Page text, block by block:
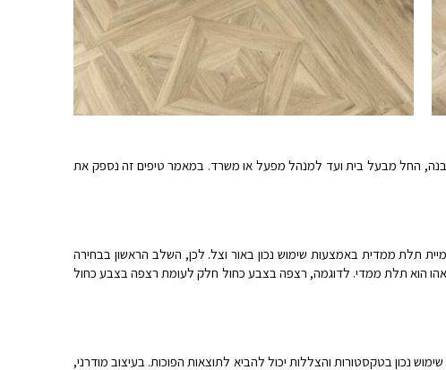
מבנה, החל מבעל בית ועד למנהל מפעל או משרד. במאמר טיפים זה נספק את
תלת ממדית באמצעות שימוש נכון באור וצל. לכן, השלב הראשון בבחירה
הוא תלת ממדי. לדוגמה, רצפה בצבע כחול חלק לעומת רצפה בצבע כחול
נכון בטקסטורות והצללות יכול להביא לתוצאות הפוכות. בעיצוב מודרני,